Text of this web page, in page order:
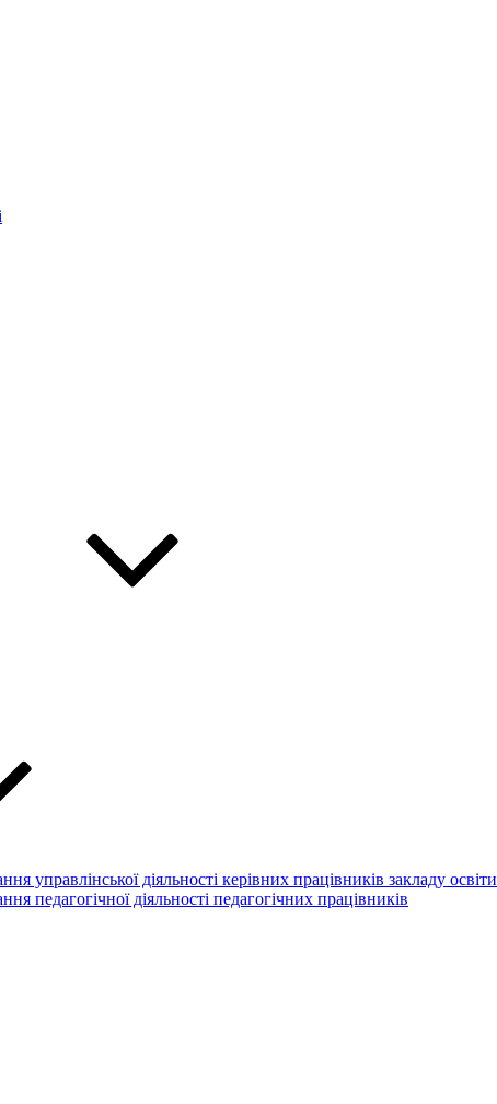
управлінської діяльності керівних працівників закладу освіти
педагогічної діяльності педагогічних працівників